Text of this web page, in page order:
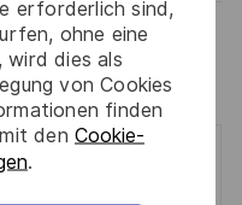
erforderlich sind,
ohne eine
wird dies als
von Cookies
finden
den Cookie-
.
Speichern
jobs